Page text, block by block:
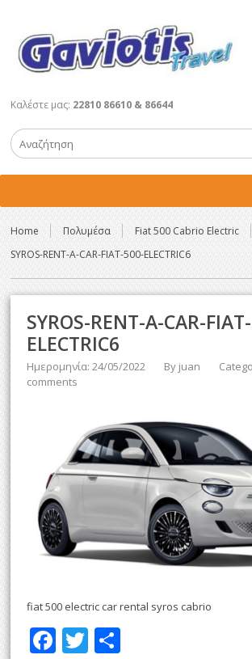
Καλέστε μας: 22810 86610 & 86644
Home Πολυμέσα
Fiat 500 Cabrio Electric
SYROS-RENT-A-CAR-FIAT-500-ELECTRIC6
SYROS-RENT-A-CAR-
ELECTRIC6
Ημερομηνία: 24/05/2022 By juan
comments
fiat 500 electric car rental syros cabrio
F T